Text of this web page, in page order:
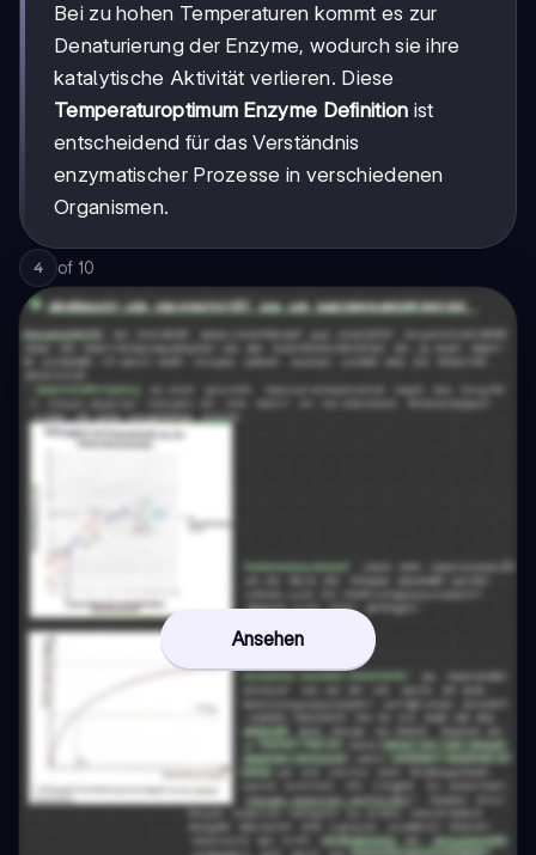
Bei zu hohen Temperaturen kommt es zur
Denaturierung der Enzyme, wodurch sie ihre
katalytische Aktivität verlieren. Diese
Temperaturoptimum Enzyme Definition ist
entscheidend für das Verständnis
enzymatischer Prozesse in verschiedenen
Organismen.
4 of 10
Ansehen